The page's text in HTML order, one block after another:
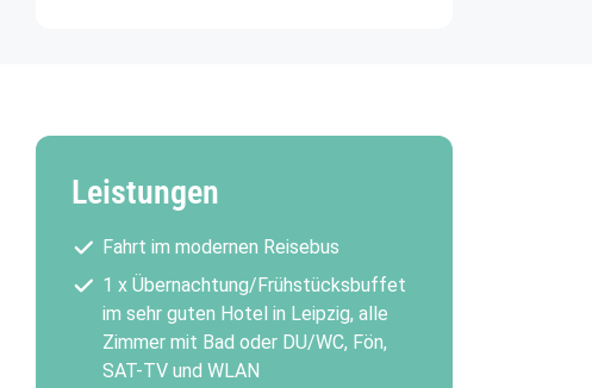
Leistungen
Fahrt im modernen Reisebus
1 x Übernachtung/Frühstücksbuffet
im sehr guten Hotel in Leipzig, alle
Zimmer mit Bad oder DU/WC, Fön,
SAT-TV und WLAN